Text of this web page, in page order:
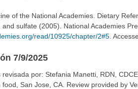
of the National Academies. Dietary
sulfate (2005). National Academies
read/10925/chapter/2#5.
7/9/2025
revisada por: Stefania Manetti, RDN,
San Jose, CA. Review provided by